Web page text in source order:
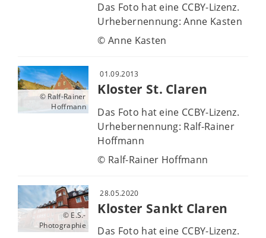
Das Foto hat eine CCBY-Lizenz.
Urhebernennung: Anne Kasten
© Anne Kasten
© Ralf-Rainer
Hoffmann
01.09.2013
Kloster St. Claren
Das Foto hat eine CCBY-Lizenz.
Urhebernennung: Ralf-Rainer
Hoffmann
© Ralf-Rainer Hoffmann
© E.S.-
Photographie
28.05.2020
Kloster Sankt Claren
Das Foto hat eine CCBY-Lizenz.